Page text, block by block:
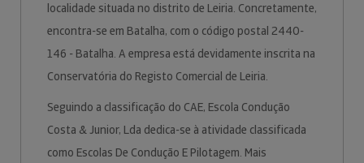
localidade situada no distrito de Leiria. Concretamente,
encontra-se em Batalha, com o código postal 2440-
146 - Batalha. A empresa está devidamente inscrita na
Conservatória do Registo Comercial de Leiria.
Seguindo a classificação do CAE, Escola Condução
Costa & Junior, Lda dedica-se à atividade classificada
como Escolas De Condução E Pilotagem. Mais